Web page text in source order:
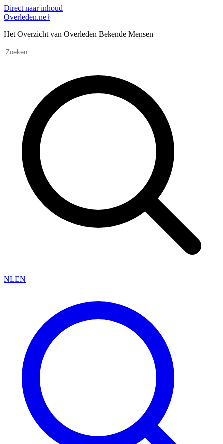
Direct naar inhoud
Overleden.ne†
Het Overzicht van Overleden Bekende Mensen
NLEN